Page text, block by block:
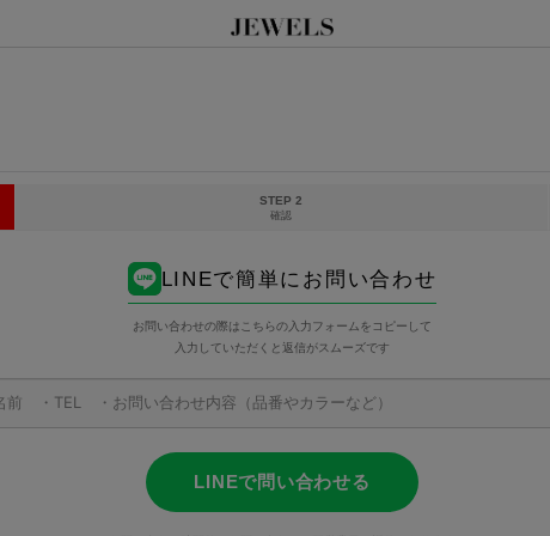
STEP 2
確認
LINEで簡単にお問い合わせ
お問い合わせの際はこちらの入力フォームをコピーして
入力していただくと返信がスムーズです
LINEで問い合わせる